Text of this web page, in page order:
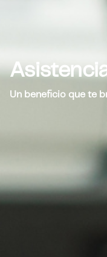
Un beneficio que te